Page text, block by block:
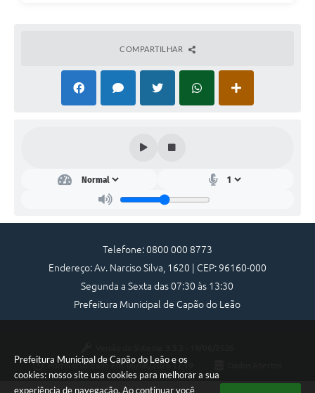
Prefeitura Municipal de Capão do Leão e os
cookies: nosso site usa cookies para melhorar a sua
experiência de navegação. Ao continuar você
COMPARTILHAR
Telefone: 0800 000 8773
Endereço: Av. Narciso Silva, 1620 | CEP: 96160-000
Segunda a Sexta das 07:30 às 13:30
Prefeitura Municipal de Capão do Leão
Portal atualizado em:06/08/2026 12:19